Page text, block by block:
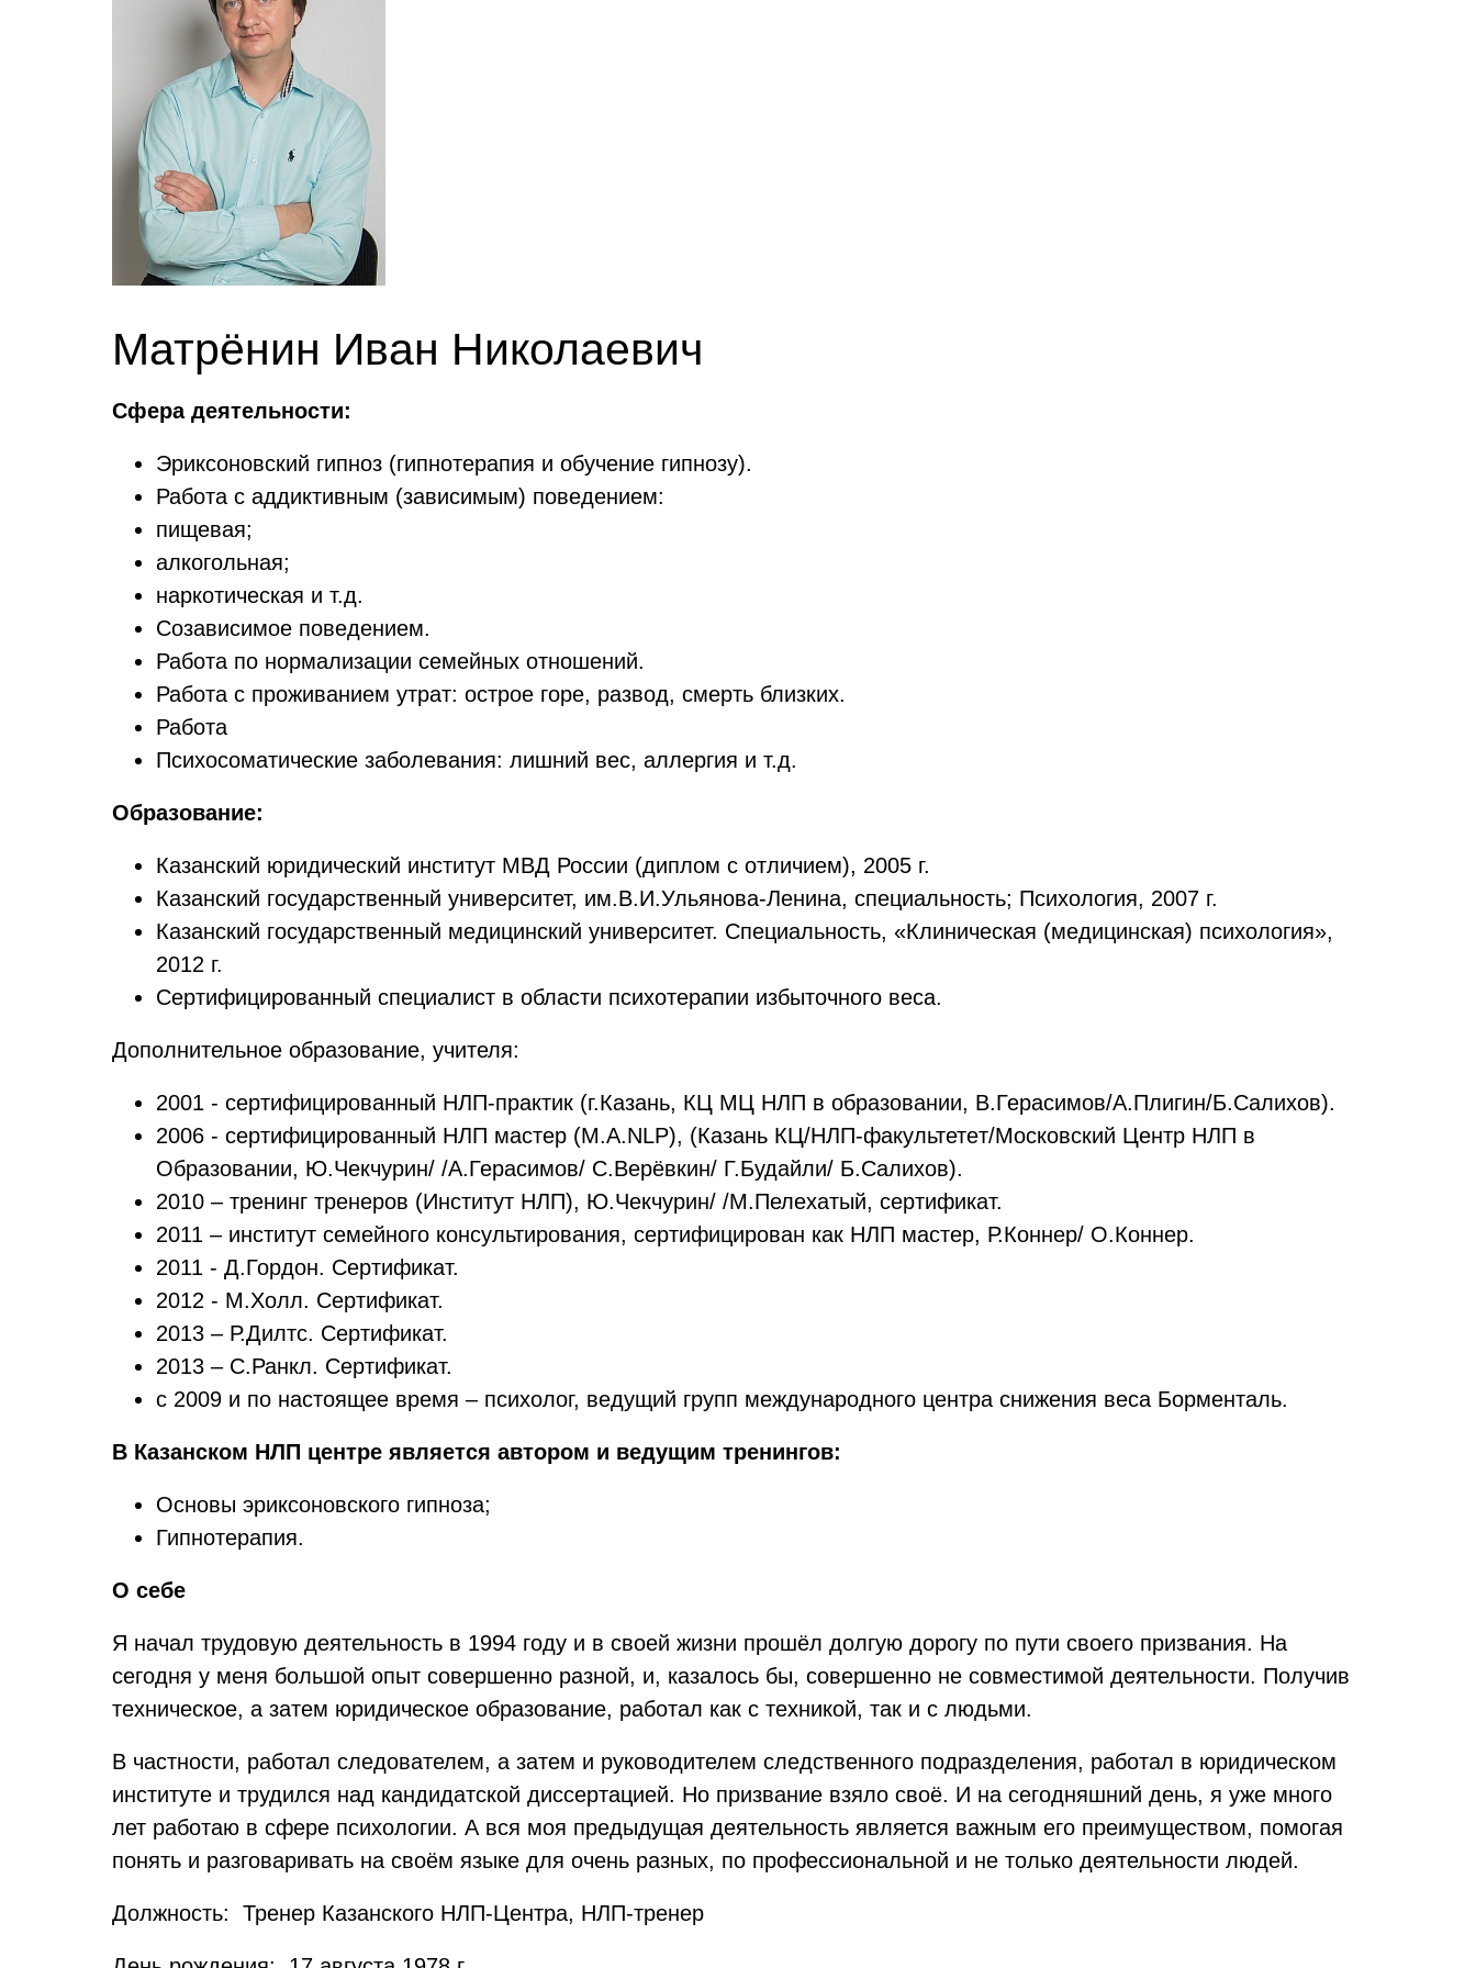
Матрёнин Иван Николаевич
Сфера деятельности:
Эриксоновский гипноз (гипнотерапия и обучение гипнозу).
Работа с аддиктивным (зависимым) поведением:
пищевая;
алкогольная;
наркотическая и т.д.
Созависимое поведением.
Работа по нормализации семейных отношений.
Работа с проживанием утрат: острое горе, развод, смерть близких.
Работа
Психосоматические заболевания: лишний вес, аллергия и т.д.
Образование:
Казанский юридический институт МВД России (диплом с отличием), 2005 г.
Казанский государственный университет, им.В.И.Ульянова-Ленина, специальность; Психология, 2007 г.
Казанский государственный медицинский университет. Специальность, «Клиническая (медицинская) психология»,
2012 г.
Сертифицированный специалист в области психотерапии избыточного веса.
Дополнительное образование, учителя:
2001 - сертифицированный НЛП-практик (г.Казань, КЦ МЦ НЛП в образовании, В.Герасимов/А.Плигин/Б.Салихов).
2006 - сертифицированный НЛП мастер (M.A.NLP), (Казань КЦ/НЛП-факультетeт/Московский Центр НЛП в
Образовании, Ю.Чекчурин/ /А.Герасимов/ С.Верёвкин/ Г.Будайли/ Б.Салихов).
2010 – тренинг тренеров (Институт НЛП), Ю.Чекчурин/ /М.Пелехатый, сертификат.
2011 – институт семейного консультирования, сертифицирован как НЛП мастер, Р.Коннер/ О.Коннер.
2011 - Д.Гордон. Сертификат.
2012 - М.Холл. Сертификат.
2013 – Р.Дилтс. Сертификат.
2013 – С.Ранкл. Сертификат.
с 2009 и по настоящее время – психолог, ведущий групп международного центра снижения веса Борменталь.
В Казанском НЛП центре является автором и ведущим тренингов:
Основы эриксоновского гипноза;
Гипнотерапия.
О себе
Я начал трудовую деятельность в 1994 году и в своей жизни прошёл долгую дорогу по пути своего призвания. На
сегодня у меня большой опыт совершенно разной, и, казалось бы, совершенно не совместимой деятельности. Получив
техническое, а затем юридическое образование, работал как с техникой, так и с людьми.
В частности, работал следователем, а затем и руководителем следственного подразделения, работал в юридическом
институте и трудился над кандидатской диссертацией. Но призвание взяло своё. И на сегодняшний день, я уже много
лет работаю в сфере психологии. А вся моя предыдущая деятельность является важным его преимуществом, помогая
понять и разговаривать на своём языке для очень разных, по профессиональной и не только деятельности людей.
Должность: Тренер Казанского НЛП-Центра, НЛП-тренер